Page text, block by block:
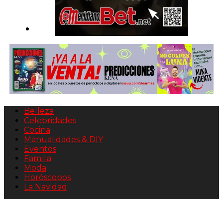
Belleza
Celebridades
Cocina
Manualidades & DIY
Eventos
Familia
Moda
Horóscopos
La Navidad